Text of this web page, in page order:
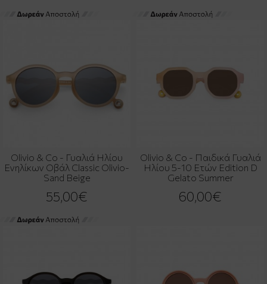
Olivio & Co - Γυαλιά Ηλίου
Ενηλίκων Οβάλ Classic Olivio-
Sand Beige
55,00€
Olivio & Co - Παιδικά Γυαλιά
Ηλίου 5-10 Ετών Edition D
Gelato Summer
60,00€